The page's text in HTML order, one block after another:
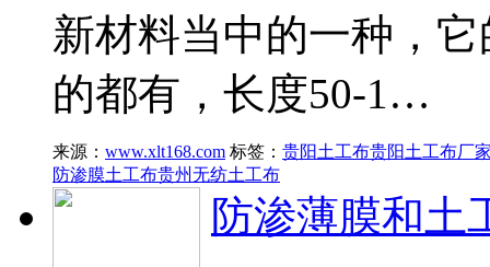
新材料当中的一种，
的都有，长度50-1…
来源： www.xlt168.com 标签： 贵阳土工布贵阳土工布厂
防渗膜土工布贵州无纺土工布
防渗薄膜和土